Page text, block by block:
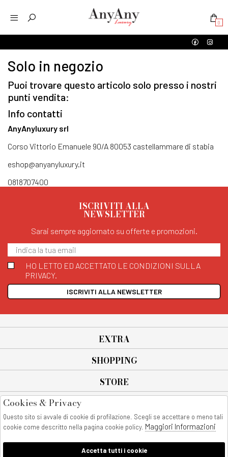
0
Solo in negozio
Puoi trovare questo articolo solo presso i nostri
punti vendita:
Info contatti
AnyAnyluxury srl
Corso Vittorio Emanuele 90/A 80053 castellammare di stabia
eshop@anyanyluxury.it
0818707400
ISCRIVITI ALLA
NEWSLETTER
Sarai sempre aggiornato su offerte e promozioni.
HO LETTO ED ACCETTATO LE CONDIZIONI SULLA
PRIVACY.
ISCRIVITI ALLA NEWSLETTER
EXTRA
SHOPPING
STORE
All rights reserved - © Copyright 2026
AnyAnyluxury srl - Sede Legale: Corso Vittorio Emanuele 90/A - 80053
castellammare di stabia - Italia
Cookies & Privacy
Questo sito si avvale di cookie di profilazione. Scegli se accettare o meno tali
cookie come descritto nella pagina cookie policy. Maggiori Informazioni
Accetta tutti i cookie